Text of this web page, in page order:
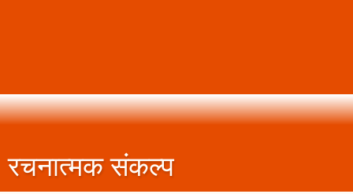
रचनात्मक संकल्प